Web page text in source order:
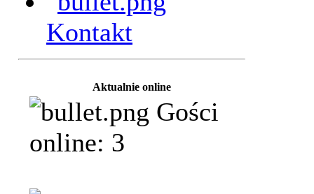
Kontakt
Aktualnie online
Gości
online: 3